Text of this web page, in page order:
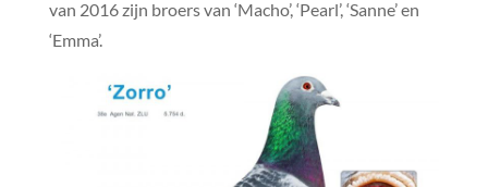
van 2016 zijn broers van ‘Macho’, ‘Pearl’, ‘Sanne’ en
‘Emma’.